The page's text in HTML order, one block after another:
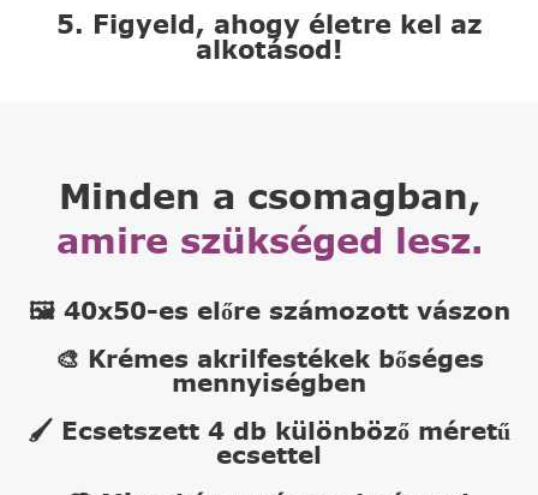
5. Figyeld, ahogy életre kel az
alkotásod!
Minden a csomagban,
amire szükséged lesz.
🖼️ 40x50-es előre számozott vászon
🎨 Krémes akrilfestékek bőséges
mennyiségben
🖌️ Ecsetszett 4 db különböző méretű
ecsettel